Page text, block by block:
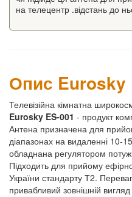
на телецентр .відстань до
Опис Eurosky
Телевізійна кімнатна
Eurosky ES-001 - продукт
Антена призначена для
діапазонах на видаленні 10-
обладнана регулятором
Підходить для прийому
України стандарту Т2.
привабливий зовнішній вигляд